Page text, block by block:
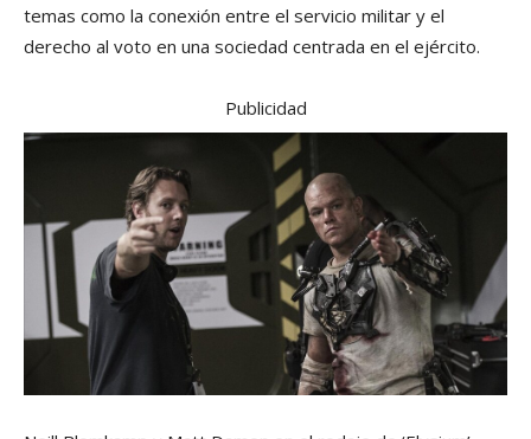
temas como la conexión entre el servicio militar y el
derecho al voto en una sociedad centrada en el ejército.
Publicidad